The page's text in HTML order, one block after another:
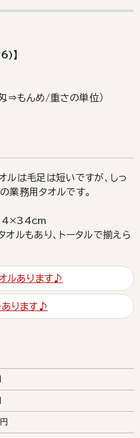
】
⇒もんめ/重さの単位）
ルは毛足は短いですが、しっ
業務用タオルです。
34×34cm
オルもあり、トータルで揃えら
ルあります♪
あります♪